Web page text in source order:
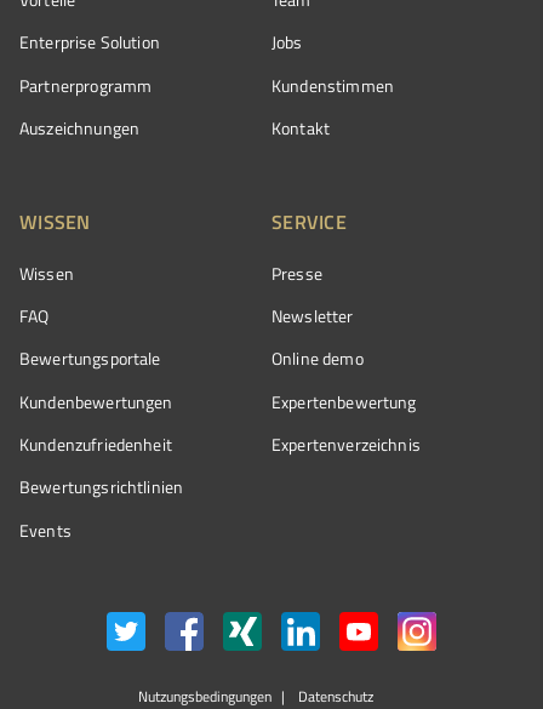
Enterprise Solution
Partnerprogramm
Auszeichnungen
Jobs
Kundenstimmen
Kontakt
WISSEN
Wissen
FAQ
Bewertungsportale
Kundenbewertungen
Kundenzufriedenheit
Bewertungs­richtlinien
Events
SERVICE
Presse
Newsletter
Online demo
Expertenbewertung
Expertenverzeichnis
Nutzungsbedingungen
Datenschutz